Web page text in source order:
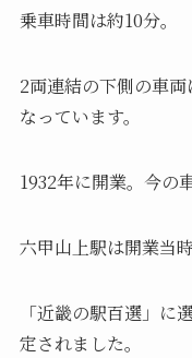
乗車時間は約10分。
2両連結の下側の車
なっています。
1932年に開業。今の
六甲山上駅は開業当
「近畿の駅百選」に
定されました。